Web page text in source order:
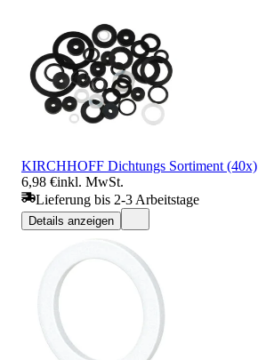
KIRCHHOFF Dichtungs Sortiment (40x)
6,98 €inkl. MwSt.
Lieferung bis 2-3 Arbeitstage
Details anzeigen